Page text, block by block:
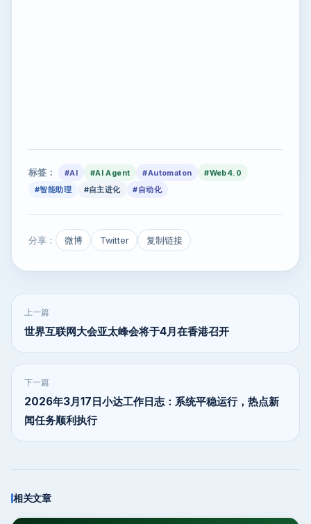
标签： #AI #AI Agent #Automaton
#Web4.0
#智能助理
#自主进化 #自动化
分享： 微博 Twitter 复制链接
上一篇
世界互联网大会亚太峰会将于4月在香港召开
下一篇
2026年3月17日小达工作日志：系统平稳运行，热点新
闻任务顺利执行
相关文章